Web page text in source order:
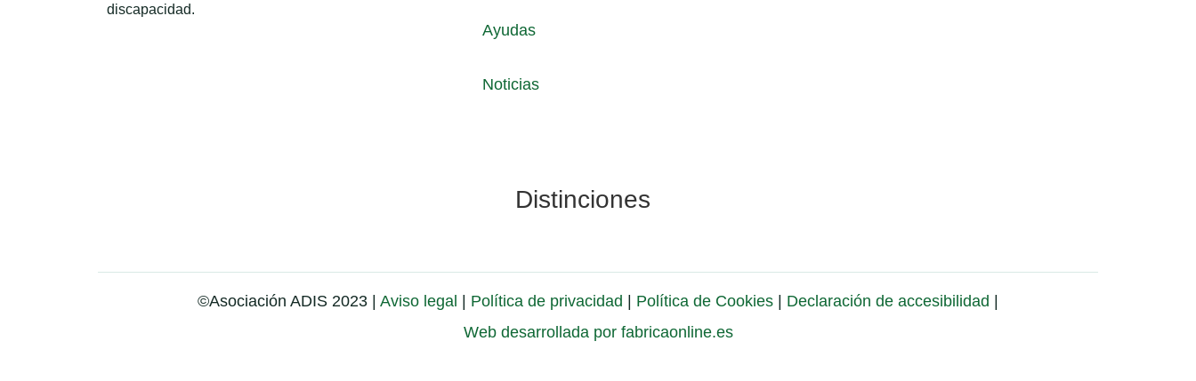
discapacidad.
Ayudas
Noticias
Distinciones
©Asociación ADIS 2023 | Aviso legal Política de privacidad Política de Cookies Declaración de accesibilidad
Web desarrollada por fabricaonline.es